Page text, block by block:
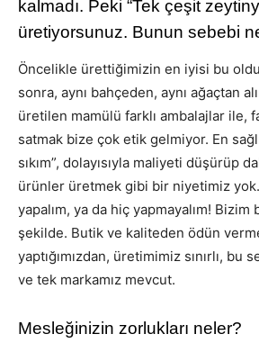
kalmadı. Peki “Tek çeşit
üretiyorsunuz. Bunun sebebi
Öncelikle ürettiğimizin en iyisi bu
sonra, aynı bahçeden, aynı ağaçtan
üretilen mamülü farklı ambalajlar ile,
satmak bize çok etik gelmiyor. En
sıkım”, dolayısıyla maliyeti düşürüp
ürünler üretmek gibi bir niyetimiz
yapalım, ya da hiç yapmayalım! Bizim
şekilde. Butik ve kaliteden ödün
yaptığımızdan, üretimimiz sınırlı, bu
ve tek markamız mevcut.
Mesleğinizin zorlukları neler?